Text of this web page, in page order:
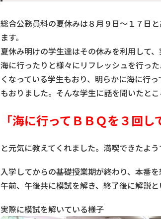
総合公務員科の夏休みは８月９日～１７日
ます。
夏休み明けの学生達はその休みを利用して
海に行ったりと様々にリフレッシュを行っ
くなっている学生もおり、明らかに海に行
もおりました。そんな学生に話を聞いたとこ
「海に行ってＢＢＱを３回し
と元気に教えてくれました。満喫できたよう
入学してからの基礎授業期が終わり、本番
午前、午後共に模試を解き、終了後に解説と
実際に模試を解いている様子